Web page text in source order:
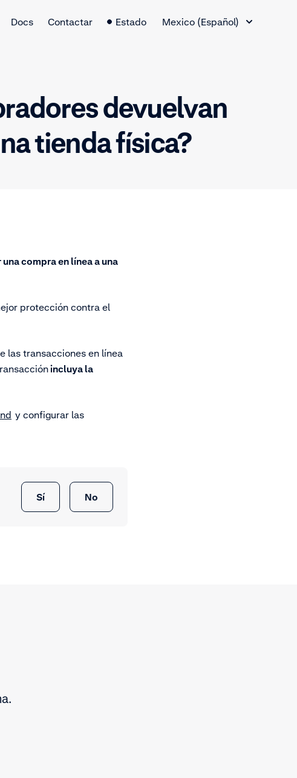
Docs Contactar Estado
Mexico (Español)
devuelvan
tienda física?
una compra en línea a una
protección contra el
las transacciones en línea
incluya la
y configurar las
Sí No